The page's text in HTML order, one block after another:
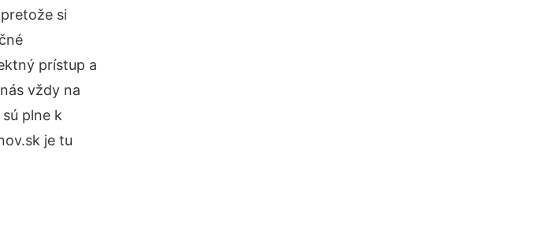
si
prístup a
vždy na
plne k
je tu